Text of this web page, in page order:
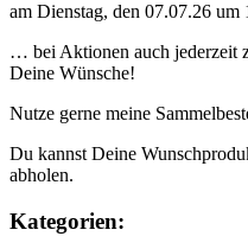
am Dienstag, den 07.07.26 um
… bei Aktionen auch jederzeit
Deine Wünsche!
Nutze gerne meine
Du kannst Deine
abholen.
Kategorien: